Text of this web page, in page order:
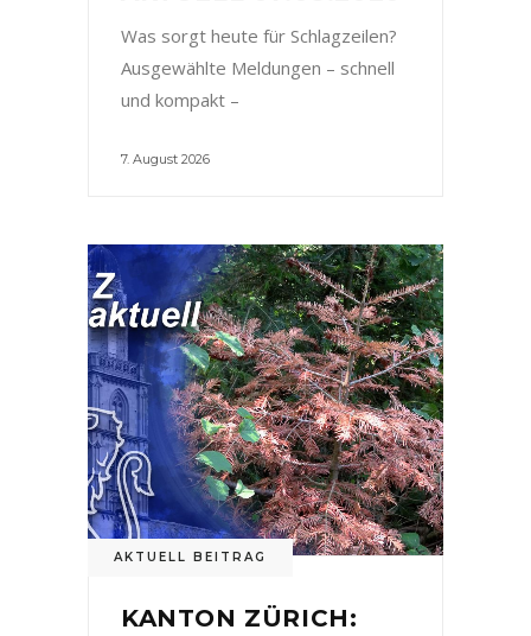
Was sorgt heute für Schlagzeilen?
Ausgewählte Meldungen – schnell
und kompakt –
7. August 2026
AKTUELL BEITRAG
KANTON ZÜRICH: